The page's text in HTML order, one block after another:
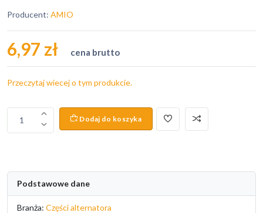
Producent: AMIO
6,97 zł cena brutto
Przeczytaj wiecej o tym produkcie.
1 Dodaj do koszyka
Podstawowe dane
Branża: Części alternatora